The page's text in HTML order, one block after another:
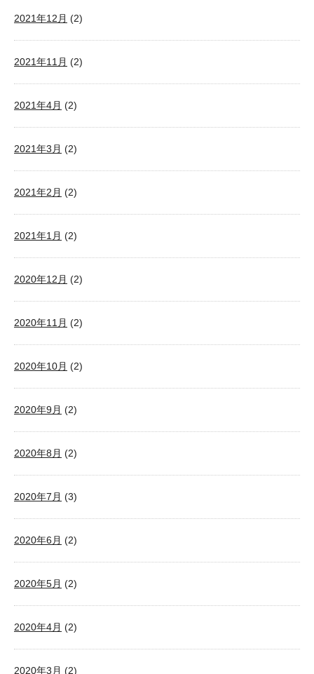
2021年12月 (2)
2021年11月 (2)
2021年4月 (2)
2021年3月 (2)
2021年2月 (2)
2021年1月 (2)
2020年12月 (2)
2020年11月 (2)
2020年10月 (2)
2020年9月 (2)
2020年8月 (2)
2020年7月 (3)
2020年6月 (2)
2020年5月 (2)
2020年4月 (2)
2020年3月 (2)